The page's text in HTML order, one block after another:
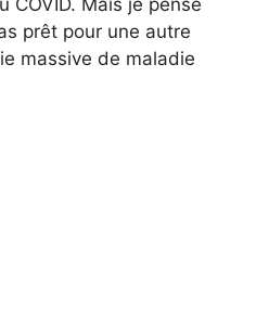
COVID. Mais je pense
prêt pour une autre
massive de maladie